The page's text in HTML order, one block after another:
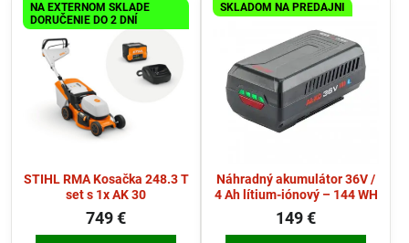
NA EXTERNOM SKLADE
DORUČENIE DO 2 DNÍ
STIHL RMA Kosačka 248.3 T
set s 1x AK 30
749 €
SKLADOM NA PREDAJNI
Náhradný akumulátor 36V /
4 Ah lítium-iónový – 144 WH
149 €